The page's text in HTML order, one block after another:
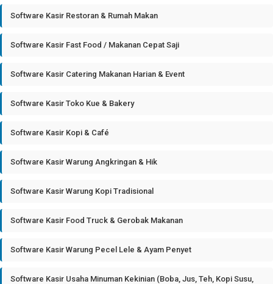
Software Kasir Restoran & Rumah Makan
Software Kasir Fast Food / Makanan Cepat Saji
Software Kasir Catering Makanan Harian & Event
Software Kasir Toko Kue & Bakery
Software Kasir Kopi & Café
Software Kasir Warung Angkringan & Hik
Software Kasir Warung Kopi Tradisional
Software Kasir Food Truck & Gerobak Makanan
Software Kasir Warung Pecel Lele & Ayam Penyet
Software Kasir Usaha Minuman Kekinian (Boba, Jus, Teh, Kopi Susu,